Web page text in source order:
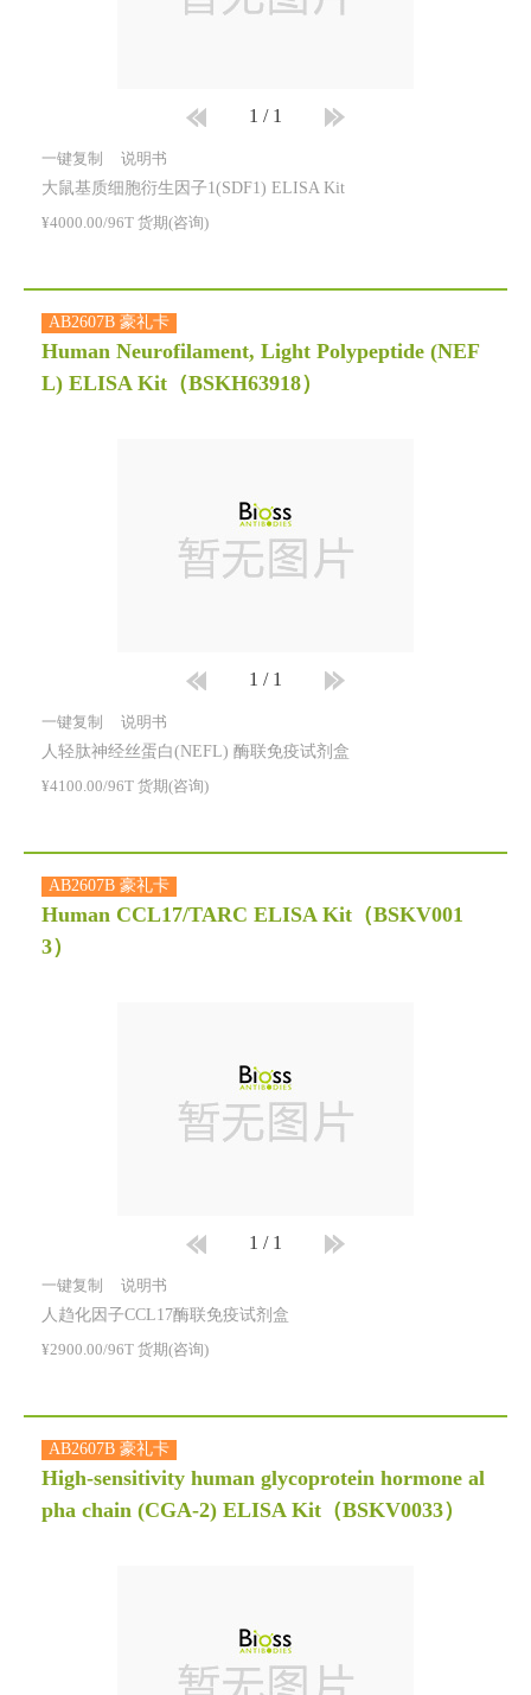
1 / 1
一键复制 说明书
大鼠基质细胞衍生因子1(SDF1) ELISA Kit
¥4000.00/96T 货期(咨询)
AB2607B 豪礼卡
Human Neurofilament, Light Polypeptide (NEF
L) ELISA Kit （BSKH63918）
1 / 1
一键复制 说明书
人轻肽神经丝蛋白(NEFL) 酶联免疫试剂盒
¥4100.00/96T 货期(咨询)
AB2607B 豪礼卡
Human CCL17/TARC ELISA Kit （BSKV001
3）
1 / 1
一键复制 说明书
人趋化因子CCL17酶联免疫试剂盒
¥2900.00/96T 货期(咨询)
AB2607B 豪礼卡
High-sensitivity human glycoprotein hormone al
pha chain (CGA-2) ELISA Kit （BSKV0033）